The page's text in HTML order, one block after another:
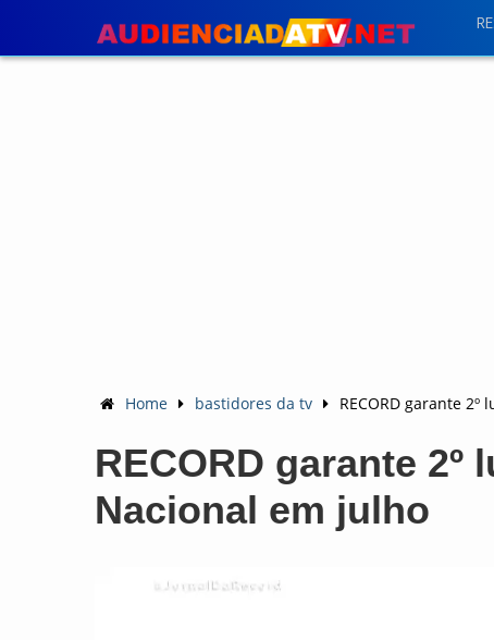
Home bastidores da tv RECORD garante
RECORD garante
Nacional em julho